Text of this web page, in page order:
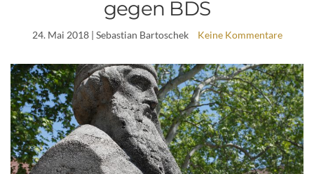
gegen BDS
24. Mai 2018| Sebastian Bartoschek Keine Kommentare